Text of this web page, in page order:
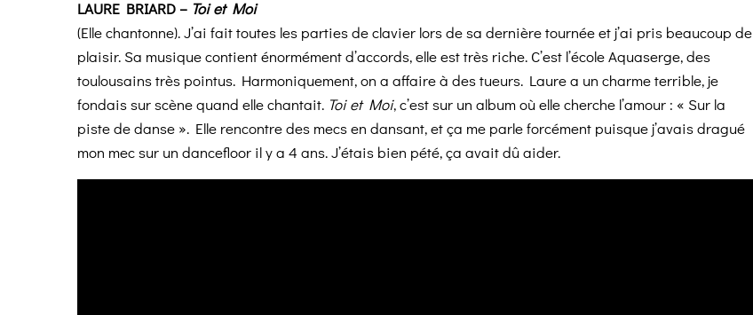
LAURE BRIARD – Toi et Moi
(Elle chantonne). J’ai fait toutes les parties de clavier lors de sa dernière tournée et j’ai pris beaucoup de
plaisir. Sa musique contient énormément d’accords, elle est très riche. C’est l’école Aquaserge, des
toulousains très pointus. Harmoniquement, on a affaire à des tueurs. Laure a un charme terrible, je
fondais sur scène quand elle chantait. Toi et Moi, c’est sur un album où elle cherche l’amour : « Sur la
piste de danse ». Elle rencontre des mecs en dansant, et ça me parle forcément puisque j’avais dragué
mon mec sur un dancefloor il y a 4 ans. J’étais bien pété, ça avait dû aider.